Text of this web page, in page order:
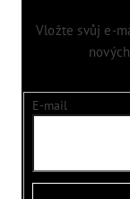
Vložte svůj e-
E-mail